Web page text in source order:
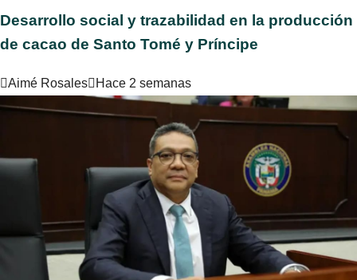
Desarrollo social y trazabilidad en la producción
de cacao de Santo Tomé y Príncipe
Aimé Rosales Hace 2 semanas